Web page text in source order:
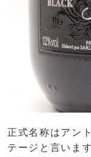
正式名称はア
テージと言いま